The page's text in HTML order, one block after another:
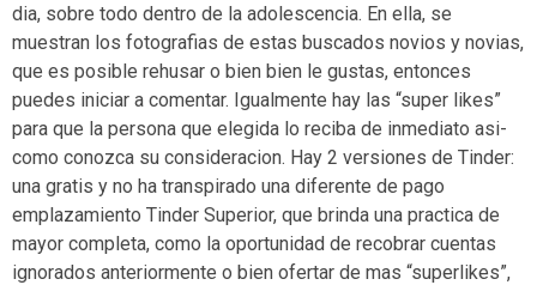
dia, sobre todo dentro de la adolescencia. En ella, se
muestran los fotografias de estas buscados novios y novias,
que es posible rehusar o bien bien le gustas, entonces
puedes iniciar a comentar. Igualmente hay las “super likes”
para que la persona que elegida lo reciba de inmediato asi­
como conozca su consideracion. Hay 2 versiones de Tinder:
una gratis y no ha transpirado una diferente de pago
emplazamiento Tinder Superior, que brinda una practica de
mayor completa, como la oportunidad de recobrar cuentas
ignorados anteriormente o bien ofertar de mas “superlikes”,